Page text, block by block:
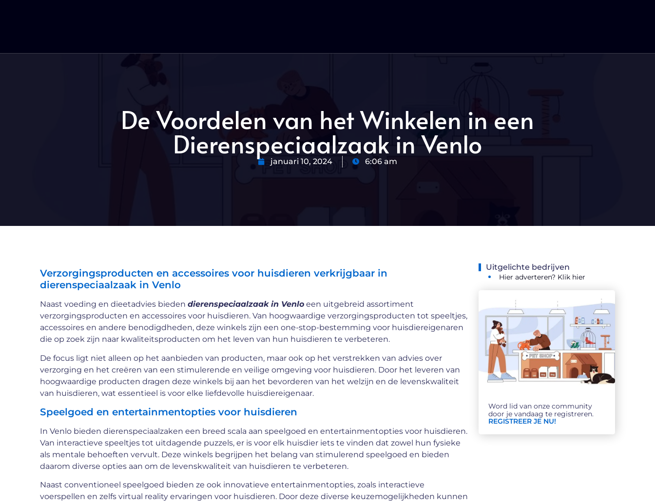
De Voordelen van het Winkelen in een
Dierenspeciaalzaak in Venlo
januari 10, 2024 6:06 am
Verzorgingsproducten en accessoires voor huisdieren verkrijgbaar in
dierenspeciaalzaak in Venlo
Naast voeding en dieetadvies bieden dierenspeciaalzaak in Venlo een uitgebreid assortiment
verzorgingsproducten en accessoires voor huisdieren. Van hoogwaardige verzorgingsproducten tot speeltjes,
accessoires en andere benodigdheden, deze winkels zijn een one-stop-bestemming voor huisdiereigenaren
die op zoek zijn naar kwaliteitsproducten om het leven van hun huisdieren te verbeteren.
De focus ligt niet alleen op het aanbieden van producten, maar ook op het verstrekken van advies over
verzorging en het creëren van een stimulerende en veilige omgeving voor huisdieren. Door het leveren van
hoogwaardige producten dragen deze winkels bij aan het bevorderen van het welzijn en de levenskwaliteit
van huisdieren, wat essentieel is voor elke liefdevolle huisdiereigenaar.
Speelgoed en entertainmentopties voor huisdieren
In Venlo bieden dierenspeciaalzaken een breed scala aan speelgoed en entertainmentopties voor huisdieren.
Van interactieve speeltjes tot uitdagende puzzels, er is voor elk huisdier iets te vinden dat zowel hun fysieke
als mentale behoeften vervult. Deze winkels begrijpen het belang van stimulerend speelgoed en bieden
daarom diverse opties aan om de levenskwaliteit van huisdieren te verbeteren.
Naast conventioneel speelgoed bieden ze ook innovatieve entertainmentopties, zoals interactieve
voerspellen en zelfs virtual reality ervaringen voor huisdieren. Door deze diverse keuzemogelijkheden kunnen
Uitgelichte bedrijven
Hier adverteren? Klik hier
Word lid van onze community
door je vandaag te registreren.
REGISTREER JE NU!